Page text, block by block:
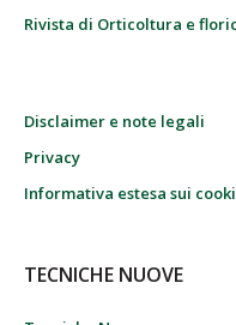
Rivista di Orticoltura e
Disclaimer e note legali
Privacy
Informativa estesa sui
TECNICHE NUOVE